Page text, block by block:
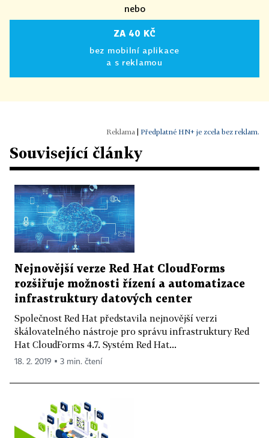
nebo
ZA 40 KČ
bez mobilní aplikace
a s reklamou
Předplatné HN+ je zcela bez reklam.
Související články
Nejnovější verze Red Hat CloudForms
rozšiřuje možnosti řízení a automatizace
infrastruktury datových center
Společnost Red Hat představila nejnovější verzi
škálovatelného nástroje pro správu infrastruktury Red
Hat CloudForms 4.7. Systém Red Hat...
18. 2. 2019 ▪ 3 min. čtení